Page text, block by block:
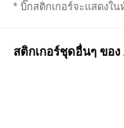
* บิ๊กสติกเกอร์จะแสดงใ
สติกเกอร์ชุดอื่นๆ ของ